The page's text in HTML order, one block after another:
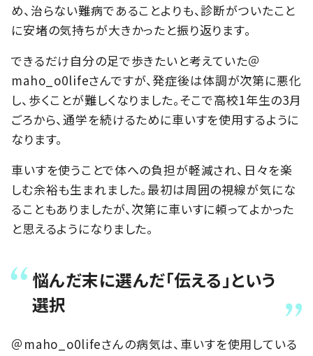
め、治らない難病であることよりも、診断がついたこと
に安堵の気持ちが大きかったと振り返ります。
できるだけ自分の足で歩きたいと考えていた＠
maho_o0lifeさんですが、発症後は体調が次第に悪化
し、歩くことが難しくなりました。そこで高校1年生の3月
ごろから、通学を続けるために車いすを使用するように
なります。
車いすを使うことで体への負担が軽減され、日々を楽
しむ余裕も生まれました。最初は周囲の視線が気にな
ることもありましたが、次第に車いすに頼ってよかった
と思えるようになりました。
悩んだ末に選んだ「伝える」という
選択
＠maho_o0lifeさんの病気は、車いすを使用している